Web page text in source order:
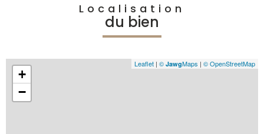
Localisation
du bien
+
−
Leaflet | © JawgMaps | © OpenStreetMap